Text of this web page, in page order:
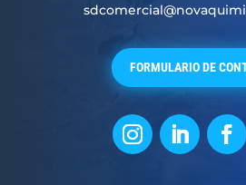
FORMULARIO DE